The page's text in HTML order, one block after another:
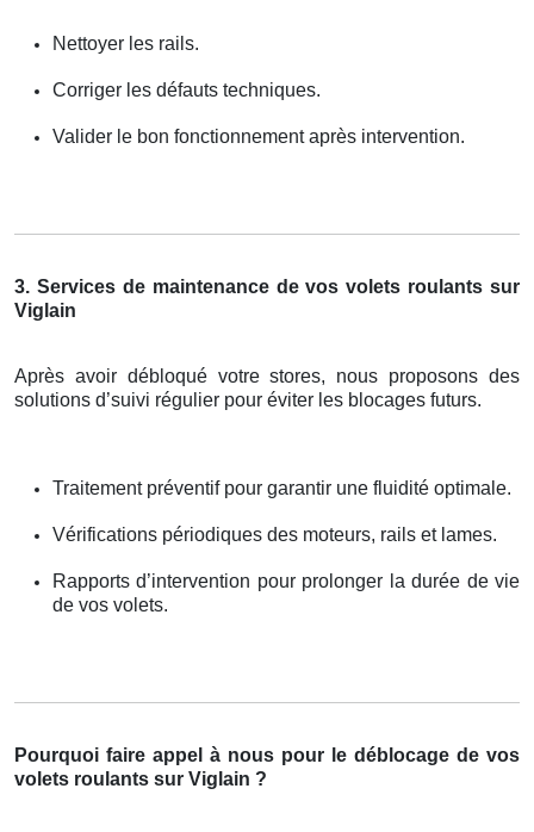
Nettoyer les rails.
Corriger les défauts techniques.
Valider le bon fonctionnement après intervention.
3. Services de maintenance de vos volets roulants sur
Viglain
Après avoir débloqué votre stores, nous proposons des
solutions d’suivi régulier pour éviter les blocages futurs.
Traitement préventif pour garantir une fluidité optimale.
Vérifications périodiques des moteurs, rails et lames.
Rapports d’intervention pour prolonger la durée de vie
de vos volets.
Pourquoi faire appel à nous pour le déblocage de vos
volets roulants sur Viglain ?